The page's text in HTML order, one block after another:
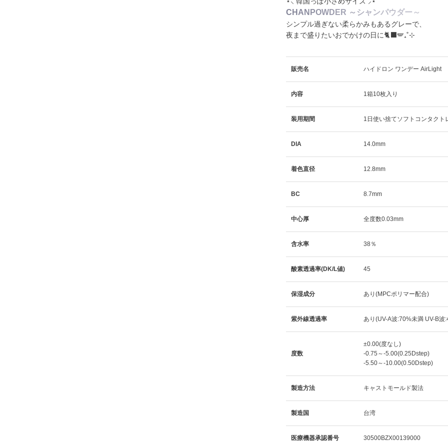
C H A N POWD E R ～ シャ ンパウ ダー ～
シンプル過ぎない柔らかみもあるグレーで、
夜まで盛りたいおでかけの日に🐈‍⬛🪽₊˚⊹
販売名 ハイドロン ワンデー AirLight
内容 1箱10枚入り
装用期間 1日使い捨てソフトコンタクト
DIA 14.0mm
着色直径 12.8mm
BC 8.7mm
中心厚 全度数0.03mm
含水率 38％
酸素透過率(DK/L値) 45
保湿成分 あり(MPCポリマー配合)
紫外線透過率 あり(UV-A波:70%未満 UV-B波
度数
±0.00(度なし)
-0.75～-5.00(0.25Dstep)
-5.50～-10.00(0.50Dstep)
製造方法 キャストモールド製法
製造国 台湾
医療機器承認番号 30500BZX00139000